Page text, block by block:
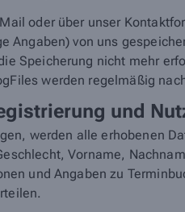
oder über unser
Angaben) von uns
Speicherung nicht mehr
werden regelmäßig
und
werden alle erhobenen
Vorname,
und Angaben zu